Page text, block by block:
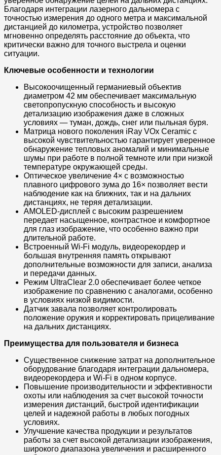
Благодаря интеграции лазерного дальномера с
точностью измерения до одного метра и максимальной
дистанцией до километра, устройство позволяет
мгновенно определять расстояние до объекта, что
критически важно для точного выстрела и оценки
ситуации.
Ключевые особенности и технологии
Высокоочищенный германиевый объектив
диаметром 42 мм обеспечивает максимальную
светопропускную способность и высокую
детализацию изображения даже в сложных
условиях — туман, дождь, снег или пыльная буря.
Матрица нового поколения iRay VOx Ceramic с
высокой чувствительностью гарантирует уверенное
обнаружение тепловых аномалий и минимальные
шумы при работе в полной темноте или при низкой
температуре окружающей среды.
Оптическое увеличение 4× с возможностью
плавного цифрового зума до 16× позволяет вести
наблюдение как на ближних, так и на дальних
дистанциях, не теряя детализации.
AMOLED-дисплей с высоким разрешением
передает насыщенное, контрастное и комфортное
для глаз изображение, что особенно важно при
длительной работе.
Встроенный Wi-Fi модуль, видеорекордер и
большая внутренняя память открывают
дополнительные возможности для записи, анализа
и передачи данных.
Режим UltraClear 2.0 обеспечивает более четкое
изображение по сравнению с аналогами, особенно
в условиях низкой видимости.
Датчик завала позволяет контролировать
положение оружия и корректировать прицеливание
на дальних дистанциях.
Преимущества для пользователя и бизнеса
Существенное снижение затрат на дополнительное
оборудование благодаря интеграции дальномера,
видеорекордера и Wi-Fi в одном корпусе.
Повышение производительности и эффективности
охоты или наблюдения за счет высокой точности
измерения дистанций, быстрой идентификации
целей и надежной работы в любых погодных
условиях.
Улучшение качества продукции и результатов
работы за счет высокой детализации изображения,
широкого диапазона увеличения и расширенного